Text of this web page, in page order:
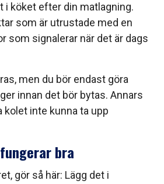
i köket efter din matlagning.
som är utrustade med en
som signalerar när det är dags
men du bör endast göra
innan det bör bytas. Annars
kolet inte kunna ta upp
bra
gör så här: Lägg det i